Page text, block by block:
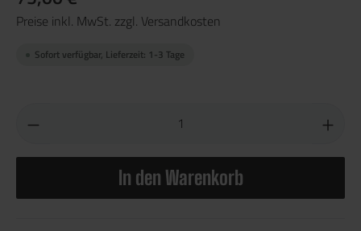
Preise inkl. MwSt. zzgl. Versandkosten
Sofort verfügbar, Lieferzeit: 1-3 Tage
In den Warenkorb